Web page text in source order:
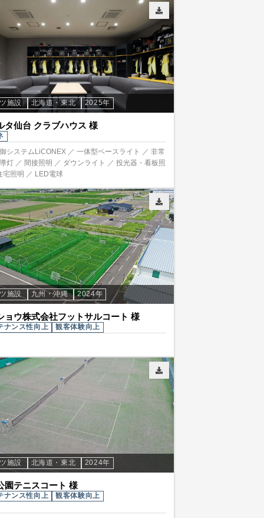
施設 北海道・東北 2025年
タ仙台 クラブハウス 様
システムLiCONEX ／ 一体型ベースライト ／ 非常
灯 ／ 間接照明 ／ ダウンライト ／ 投光器・看板照
宅照明 ／ LED電球
施設 九州・沖縄 2024年
ョウ株式会社フットサルコート 様
ナンス性向上 観客体験向上
施設 北海道・東北 2024年
園テニスコート 様
ナンス性向上 観客体験向上